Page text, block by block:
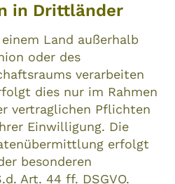
in Drittländer
Land außerhalb
oder des
verarbeiten
dies nur im Rahmen
vertraglichen Pflichten
Einwilligung. Die
erfolgt
besonderen
Art. 44 ff. DSGVO.